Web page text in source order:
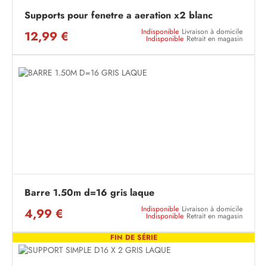
Supports pour fenetre a aeration x2 blanc
12,99 € Indisponible Livraison à domicile
Indisponible Retrait en magasin
Barre 1.50m d=16 gris laque
4,99 € Indisponible Livraison à domicile
Indisponible Retrait en magasin
FIN DE SÉRIE